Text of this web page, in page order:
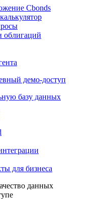
Cbonds
базу данных